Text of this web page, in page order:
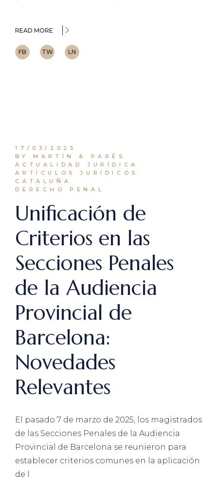
READ MORE
FB TW LN
17/03/2025
BY MARTÍN & PARÉS
ACTUALIDAD JURÍDICA
ARTÍCULOS JURÍDICOS.
CATALUÑA
DERECHO PENAL
Unificación de
Criterios en las
Secciones Penales
de la Audiencia
Provincial de
Barcelona:
Novedades
Relevantes
El pasado 7 de marzo de 2025, los magistrados
de las Secciones Penales de la Audiencia
Provincial de Barcelona se reunieron para
establecer criterios comunes en la aplicación
de l